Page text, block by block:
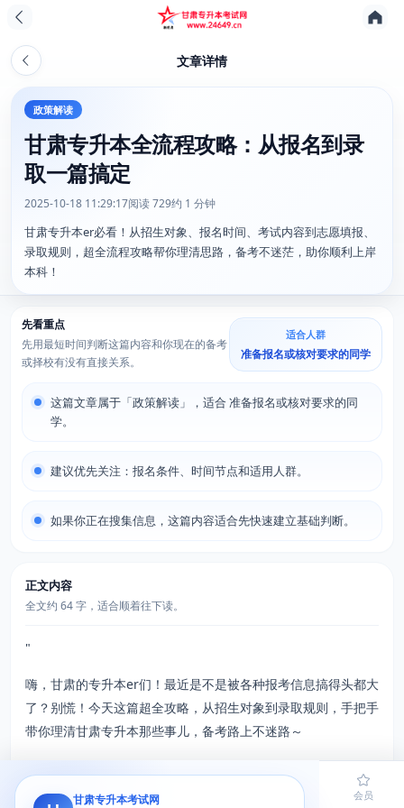
文章详情
政策解读
甘肃专升本全流程攻略：从报名到录
取一篇搞定
2025-10-18 11:29:17阅读 729约 1 分钟
甘肃专升本er必看！从招生对象、报名时间、考试内容到志愿填报、
录取规则，超全流程攻略帮你理清思路，备考不迷茫，助你顺利上岸
本科！
先看重点
先用最短时间判断这篇内容和你现在的备考
或择校有没有直接关系。
适合人群
准备报名或核对要求的同学
这篇文章属于「政策解读」，适合 准备报名或核对要求的同
学。
建议优先关注：报名条件、时间节点和适用人群。
如果你正在搜集信息，这篇内容适合先快速建立基础判断。
正文内容
全文约 64 字，适合顺着往下读。
"
嗨，甘肃的专升本er们！最近是不是被各种报考信息搞得头都大
了？别慌！今天这篇超全攻略，从招生对象到录取规则，手把手
带你理清甘肃专升本那些事儿，备考路上不迷路～
首先得搞清楚自己有没有报考资格哦！甘肃省专升本主要面向3
甘肃专升本考试网
首页 题库 会员